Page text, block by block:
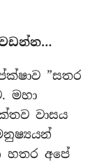
”සතර
මහා
වාසය
අපේ